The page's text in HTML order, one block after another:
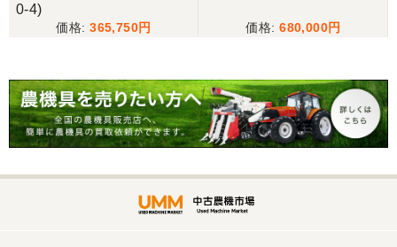
福岡県／津田泰成
います。
0-4)
365,750 680,000